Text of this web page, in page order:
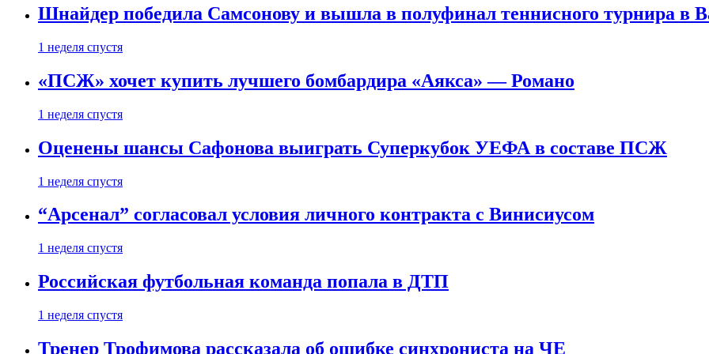
Шнайдер победила Самсонову и вышла в полуфинал теннисного турнира в
1 неделя спустя
«ПСЖ» хочет купить лучшего бомбардира «Аякса» — Романо
1 неделя спустя
Оценены шансы Сафонова выиграть Суперкубок УЕФА в составе ПСЖ
1 неделя спустя
“Арсенал” согласовал условия личного контракта с Винисиусом
1 неделя спустя
Российская футбольная команда попала в ДТП
1 неделя спустя
Тренер Трофимова рассказала об ошибке синхрониста на ЧЕ